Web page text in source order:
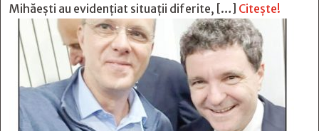
Mihăești au evidențiat situații diferite, […] Citește!